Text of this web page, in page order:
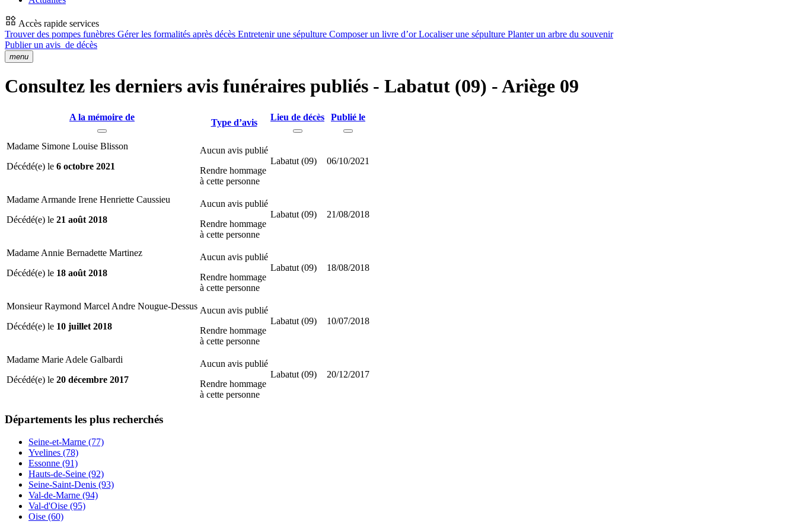
Accès rapide services
Trouver des pompes funèbres Gérer les formalités après décès Entretenir une sépulture Composer un livre d’orLocaliser une sépulture Planter un arbre du souvenir
Publier un avis de décès
menu
Consultez les derniers avis funéraires publiés - Labatut (09) - Ariège 09
A la mémoire de
Type d’avis
Lieu de décès Publié le
Madame Simone Louise Blisson
Décédé(e) le 6 octobre 2021
Aucun avis publié
Rendre hommage
à cette personne
Labatut (09) 06/10/2021
Madame Armande Irene Henriette Caussieu
Décédé(e) le 21 août 2018
Aucun avis publié
Rendre hommage
à cette personne
Labatut (09) 21/08/2018
Madame Annie Bernadette Martinez
Décédé(e) le 18 août 2018
Aucun avis publié
Rendre hommage
à cette personne
Labatut (09) 18/08/2018
Monsieur Raymond Marcel Andre Nougue-Dessus
Décédé(e) le 10 juillet 2018
Aucun avis publié
Rendre hommage
à cette personne
Labatut (09) 10/07/2018
Madame Marie Adele Galbardi
Décédé(e) le 20 décembre 2017
Aucun avis publié
Rendre hommage
à cette personne
Labatut (09) 20/12/2017
Départements les plus recherchés
Seine-et-Marne (77)
Yvelines (78)
Essonne (91)
Hauts-de-Seine (92)
Seine-Saint-Denis (93)
Val-de-Marne (94)
Val-d'Oise (95)
Oise (60)